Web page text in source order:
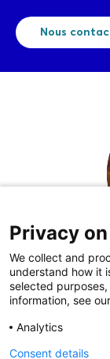
Nous
Privacy
We collect and
understand how it
selected
information, see
Analytics
Consent details